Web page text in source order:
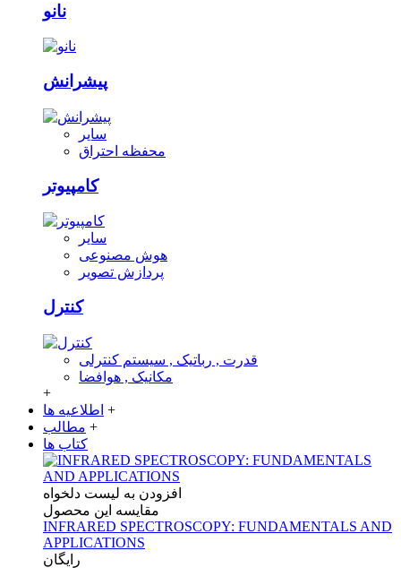
نانو
پیشرانش
سایر
محفظه احتراق
کامپیوتر
سایر
هوش مصنوعی
پردازش تصویر
کنترل
قدرت , رباتیک , سیستم کنترلی
مکانیک , هوافضا
+
اطلاعیه ها +
مطالب +
کتاب ها
افزودن به لیست دلخواه
مقایسه این محصول
INFRARED SPECTROSCOPY: FUNDAMENTALS AND
APPLICATIONS
رایگان